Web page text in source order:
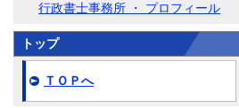
行政書士事務所 ・ プロフィール
トップ
ＴＯＰへ